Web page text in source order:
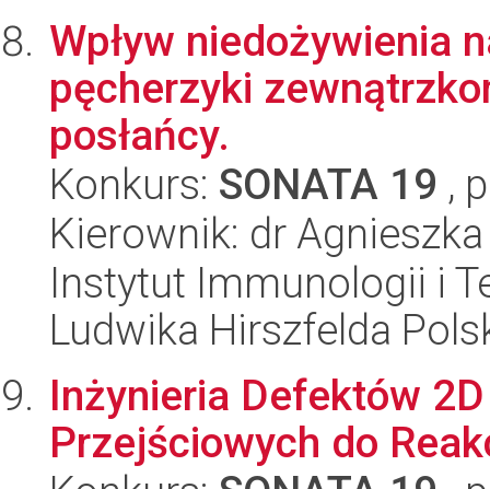
Wpływ niedożywienia
pęcherzyki
posłańcy.
Konkurs: SONATA 19 ,
Kierownik: dr
Instytut Immunologii i
Ludwika Hirszfelda
Inżynieria Defektów
Przejściowych do